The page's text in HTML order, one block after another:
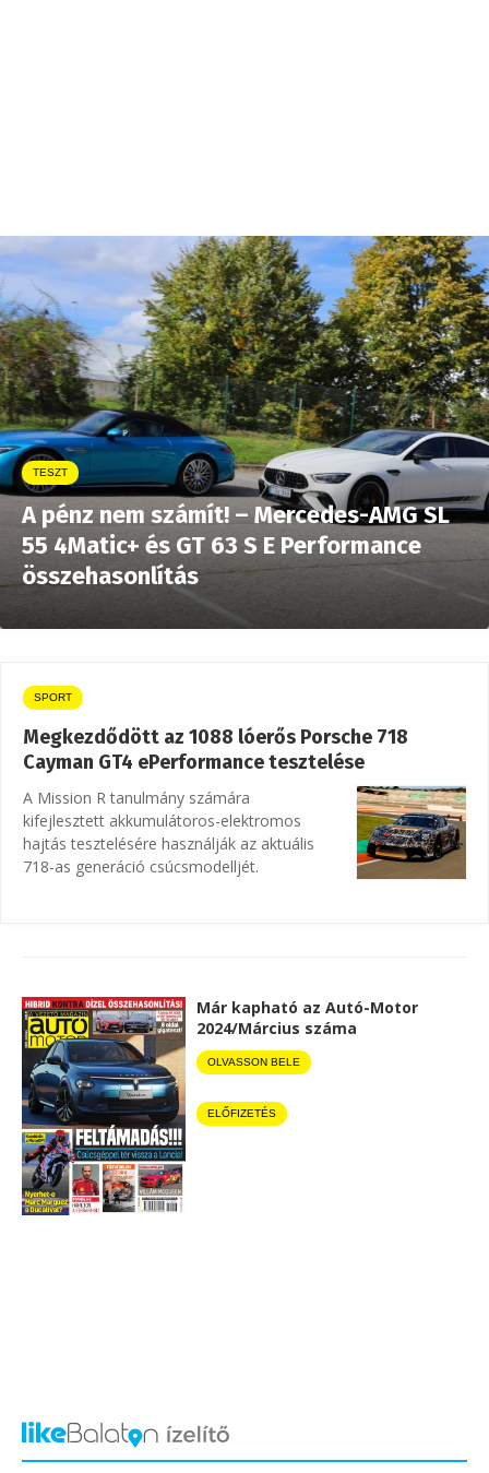
TESZT
A pénz nem számít! – Mercedes-AMG SL
55 4Matic+ és GT 63 S E Performance
összehasonlítás
SPORT
Megkezdődött az 1088 lóerős Porsche 718
Cayman GT4 ePerformance tesztelése
A Mission R tanulmány számára
kifejlesztett akkumulátoros-elektromos
hajtás tesztelésére használják az aktuális
718-as generáció csúcsmodelljét.
Már kapható az Autó-Motor
2024/Március száma
OLVASSON BELE
ELŐFIZETÉS